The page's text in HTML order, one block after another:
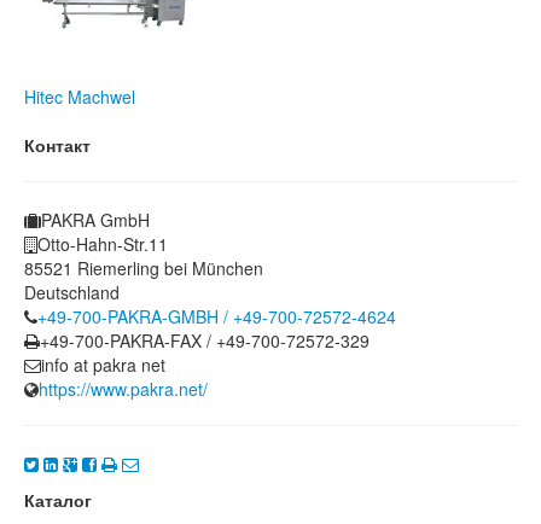
Hitec Machwel
Контакт
PAKRA GmbH
Otto-Hahn-Str.11
85521 Riemerling bei München
Deutschland
+49-700-PAKRA-GMBH / +49-700-72572-4624
+49-700-PAKRA-FAX / +49-700-72572-329
info at pakra net
https://www.pakra.net/
Каталог